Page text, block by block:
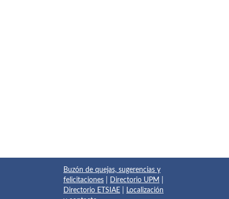
Buzón de quejas, sugerencias y
felicitaciones
Directorio UPM
Directorio ETSIAE
Localización